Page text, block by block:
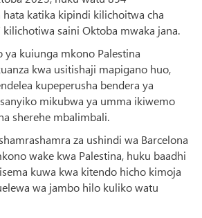
katika kipindi kilichoitwa cha
kilichotiwa saini Oktoba mwaka jana.
ya kuiunga mkono Palestina
kwa usitishaji mapigano huo,
kupeperusha bendera ya
mikubwa ya umma ikiwemo
sherehe mbalimbali.
za ushindi wa Barcelona
wake kwa Palestina, huku baadhi
kuwa kwa kitendo hicho kimoja
wa jambo hilo kuliko watu